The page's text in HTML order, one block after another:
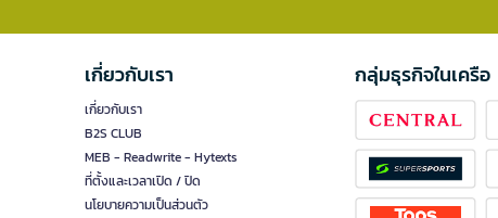
เกี่ยวกับเรา
เกี่ยวกับเรา
B2S CLUB
MEB - Readwrite - Hytexts
ที่ตั้งและเวลาเปิด / ปิด
นโยบายความเป็นส่วนตัว
กลุ่มธุรกิจในเครือ